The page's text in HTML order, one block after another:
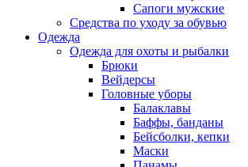
Сапоги мужские
Средства по уходу за обувью
Одежда
Одежда для охоты и рыбалки
Брюки
Вейдерсы
Головные уборы
Балаклавы
Баффы, банданы
Бейсболки, кепки
Маски